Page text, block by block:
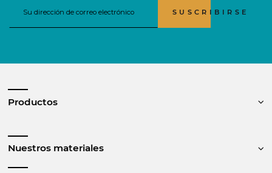
SUSCRIBIRSE
Productos
Nuestros materiales